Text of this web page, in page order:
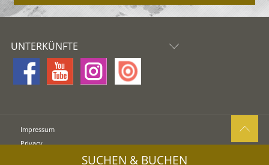
UNTERKÜNFTE
Impressum
Privacy
SUCHEN & BUCHEN